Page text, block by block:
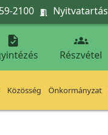
2100  Nyitvatartás
 
Részvétel
Közösség Önkormányzat